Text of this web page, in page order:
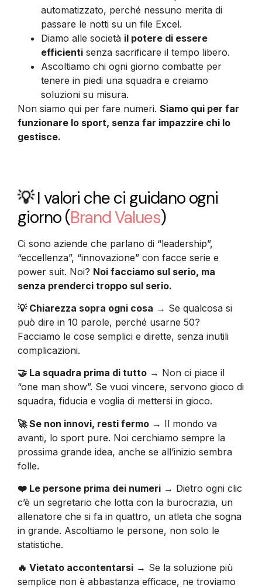
automatizzato, perché nessuno merita di
passare le notti su un file Excel.
Diamo alle società il potere di essere
efficienti senza sacrificare il tempo libero.
Ascoltiamo chi ogni giorno combatte per
tenere in piedi una squadra e creiamo
soluzioni su misura.
Non siamo qui per fare numeri. Siamo qui per far
funzionare lo sport, senza far impazzire chi lo
gestisce.
💡I valori che ci guidano ogni
giorno(Brand Values)
Ci sono aziende che parlano di “leadership”,
“eccellenza”, “innovazione” con facce serie e
power suit. Noi? Noi facciamo sul serio, ma
senza prenderci troppo sul serio.
💡 Chiarezza sopra ogni cosa → Se qualcosa si
può dire in 10 parole, perché usarne 50?
Facciamo le cose semplici e dirette, senza inutili
complicazioni.
🤝 La squadra prima di tutto → Non ci piace il
“one man show”. Se vuoi vincere, servono gioco di
squadra, fiducia e voglia di mettersi in gioco.
🚀 Se non innovi, resti fermo → Il mondo va
avanti, lo sport pure. Noi cerchiamo sempre la
prossima grande idea, anche se all’inizio sembra
folle.
❤️ Le persone prima dei numeri → Dietro ogni clic
c’è un segretario che lotta con la burocrazia, un
allenatore che si fa in quattro, un atleta che sogna
in grande. Ascoltiamo le persone, non solo le
statistiche.
🔥 Vietato accontentarsi → Se la soluzione più
semplice non è abbastanza efficace, ne troviamo